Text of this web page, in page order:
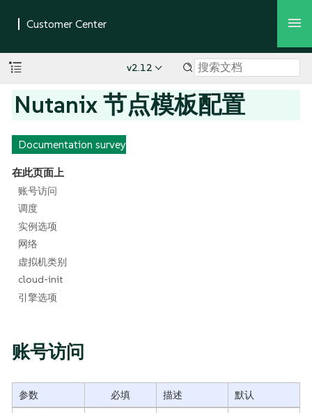
v2.12
Nutanix 节点模板配置
Documentation survey
在此页面上
账号访问
调度
实例选项
网络
虚拟机类别
cloud-init
引擎选项
账号访问
参数 必填 描述
默认